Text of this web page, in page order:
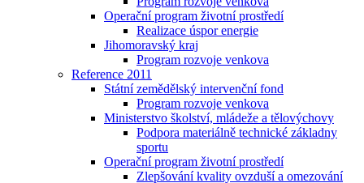
Operační program životní prostředí
Realizace úspor energie
Jihomoravský kraj
Program rozvoje venkova
Reference 2011
Státní zemědělský intervenční fond
Program rozvoje venkova
Ministerstvo školství, mládeže a tělovýchovy
Podpora materiálně technické základny
sportu
Operační program životní prostředí
Zlepšování kvality ovzduší a omezování